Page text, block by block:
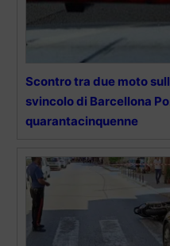
Scontro tra due moto
svincolo di Barcellona
quarantacinquenne